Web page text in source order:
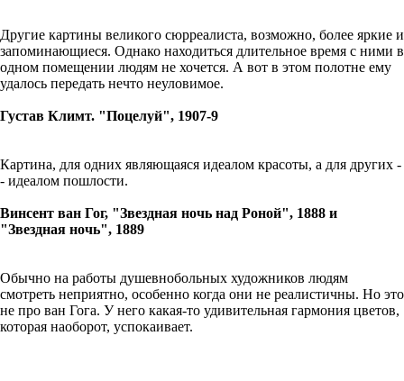
Другие картины великого сюрреалиста, возможно, более яркие и
запоминающиеся. Однако находиться длительное время с ними в
одном помещении людям не хочется. А вот в этом полотне ему
удалось передать нечто неуловимое.
Густав Климт. "Поцелуй", 1907-9
Картина, для одних являющаяся идеалом красоты, а для других -
- идеалом пошлости.
Винсент ван Гог, "Звездная ночь над Роной", 1888 и
"Звездная ночь", 1889
Обычно на работы душевнобольных художников людям
смотреть неприятно, особенно когда они не реалистичны. Но это
не про ван Гога. У него какая-то удивительная гармония цветов,
которая наоборот, успокаивает.